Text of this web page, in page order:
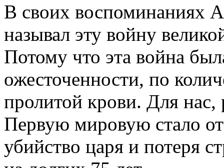
В своих воспоминаниях
называл эту войну
Потому что эта война
ожесточенности, по
пролитой крови. Для нас,
Первую мировую стало
убийство царя и потеря